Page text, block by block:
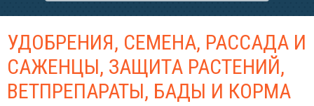
УДОБРЕНИЯ, СЕМЕНА, РАССАДА И
САЖЕНЦЫ, ЗАЩИТА РАСТЕНИЙ,
ВЕТПРЕПАРАТЫ, БАДЫ И КОРМА